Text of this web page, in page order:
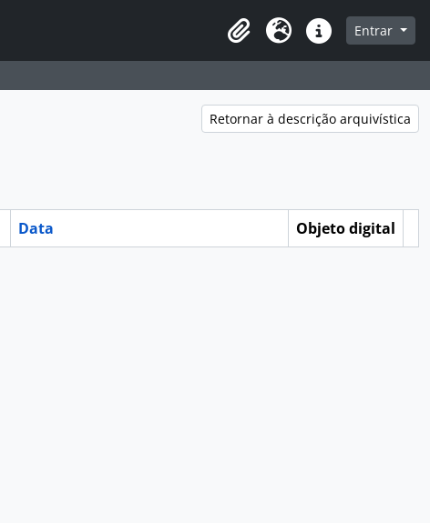
Clipboard
Idioma Atalhos Entrar
Retornar à descrição arquivística
Data Objeto digital